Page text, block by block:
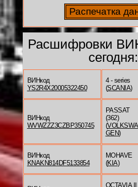
Расшифровки
сегодня:
ВИНкод
YS2R4X20005322450
4 - series
(SCANIA)
ВИНкод
WVWZZZ3CZBP350745
PASSAT
(362)
(VOLKSWA
GEN)
ВИНкод
KNAKN814DF5133854
MOHAVE
(KIA)
OCTAVIA II